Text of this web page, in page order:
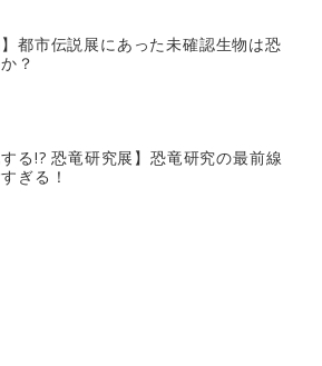
】都市伝説展にあった未確認生物は恐
？
する!? 恐竜研究展】恐竜研究の最前線
ぎる！